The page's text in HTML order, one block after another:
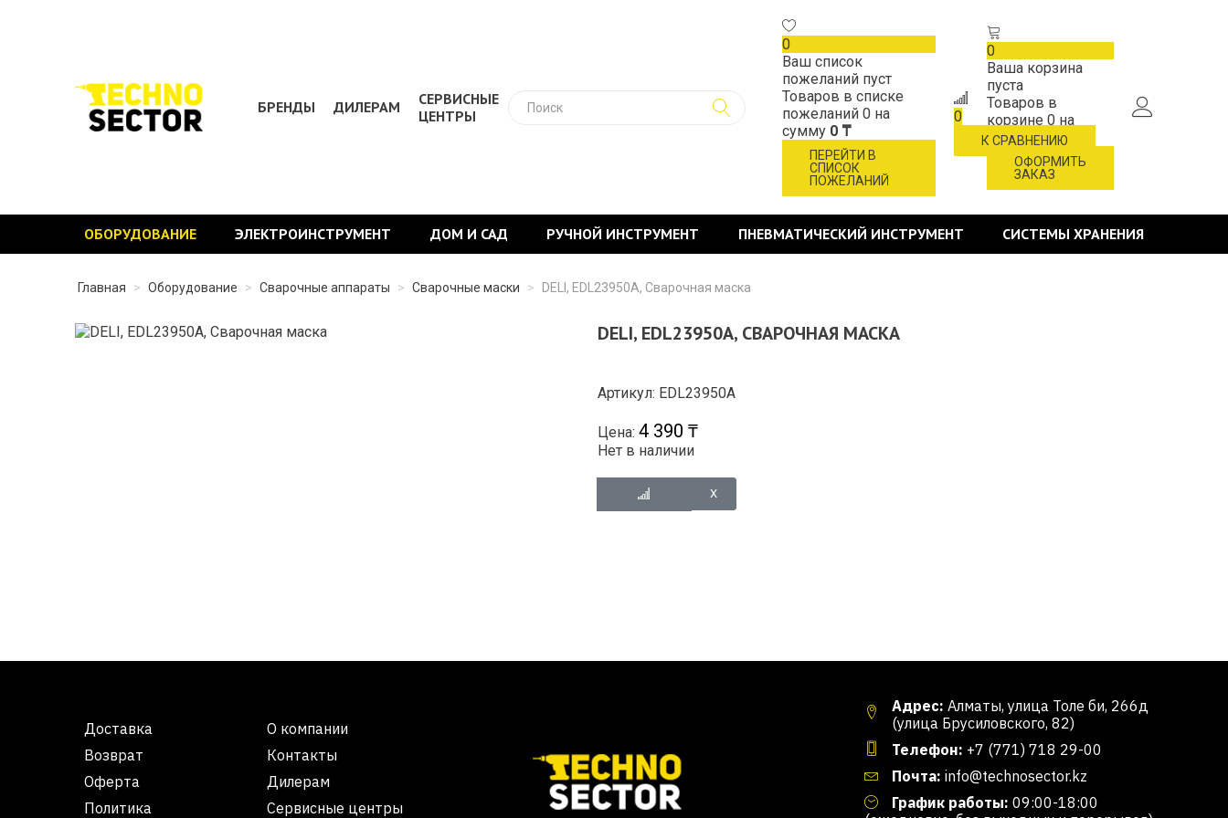
БРЕНДЫ ДИЛЕРАМ
СЕРВИСНЫЕ
ЦЕНТРЫ
0
Ваш список
пожеланий пуст
Товаров в списке
пожеланий 0 на
сумму 0 ₸
ПЕРЕЙТИ В
СПИСОК
ПОЖЕЛАНИЙ
0
К СРАВНЕНИЮ
0
Ваша корзина
пуста
Товаров в
корзине 0 на
сумму0 ₸
ОФОРМИТЬ
ЗАКАЗ
ОБОРУДОВАНИЕ ЭЛЕКТРОИНСТРУМЕНТ ДОМ И САД РУЧНОЙ ИНСТРУМЕНТ ПНЕВМАТИЧЕСКИЙ ИНСТРУМЕНТ СИСТЕМЫ ХРАНЕНИЯ
Главная > Оборудование > Сварочные аппараты > Сварочные маски > DELI, EDL23950A, Сварочная маска
DELI, EDL23950A, СВАРОЧНАЯ МАСКА
Артикул: EDL23950A
Цена: 4 390 ₸
Нет в наличии
Доставка
О компании
Возврат
Контакты
Оферта
Дилерам
Политика
Сервисные центры
Адрес: Алматы, улица Толе би, 266д
(улица Брусиловского, 82)
Телефон: +7 (771) 718 29-00
Почта: info@technosector.kz
График работы: 09:00-18:00